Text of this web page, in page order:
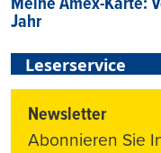
Jahr
Leserservice
Newsletter
Abonnieren Sie